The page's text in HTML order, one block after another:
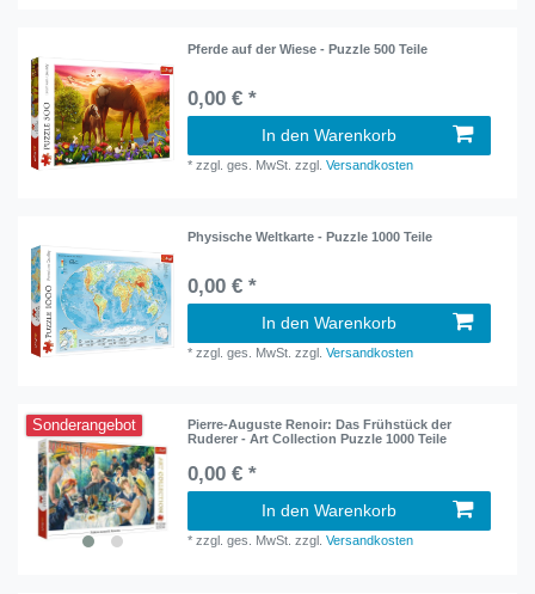
Pferde auf der Wiese - Puzzle 500 Teile
0,00 € *
In den Warenkorb
*zzgl. ges. MwSt. zzgl.Versandkosten
Physische Weltkarte - Puzzle 1000 Teile
0,00 € *
In den Warenkorb
*zzgl. ges. MwSt. zzgl.Versandkosten
Sonderangebot
Pierre-Auguste Renoir: Das Frühstück der
Ruderer - Art Collection Puzzle 1000 Teile
0,00 € *
In den Warenkorb
*zzgl. ges. MwSt. zzgl.Versandkosten